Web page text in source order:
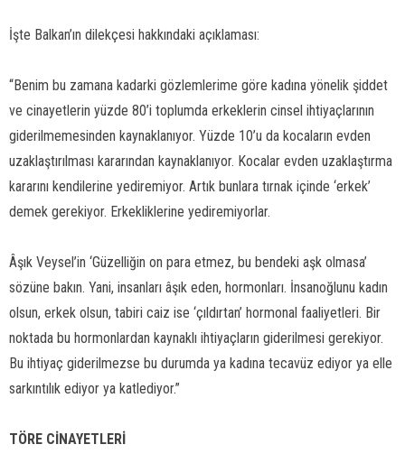
İşte Balkan’ın dilekçesi hakkındaki açıklaması:
“Benim bu zamana kadarki gözlemlerime göre kadına yönelik şiddet
ve cinayetlerin yüzde 80’i toplumda erkeklerin cinsel ihtiyaçlarının
giderilmemesinden kaynaklanıyor. Yüzde 10’u da kocaların evden
uzaklaştırılması kararından kaynaklanıyor. Kocalar evden uzaklaştırma
kararını kendilerine yediremiyor. Artık bunlara tırnak içinde ‘erkek’
demek gerekiyor. Erkekliklerine yediremiyorlar.
Âşık Veysel’in ‘Güzelliğin on para etmez, bu bendeki aşk olmasa’
sözüne bakın. Yani, insanları âşık eden, hormonları. İnsanoğlunu kadın
olsun, erkek olsun, tabiri caiz ise ‘çıldırtan’ hormonal faaliyetleri. Bir
noktada bu hormonlardan kaynaklı ihtiyaçların giderilmesi gerekiyor.
Bu ihtiyaç giderilmezse bu durumda ya kadına tecavüz ediyor ya elle
sarkıntılık ediyor ya katlediyor.”
TÖRE CİNAYETLERİ